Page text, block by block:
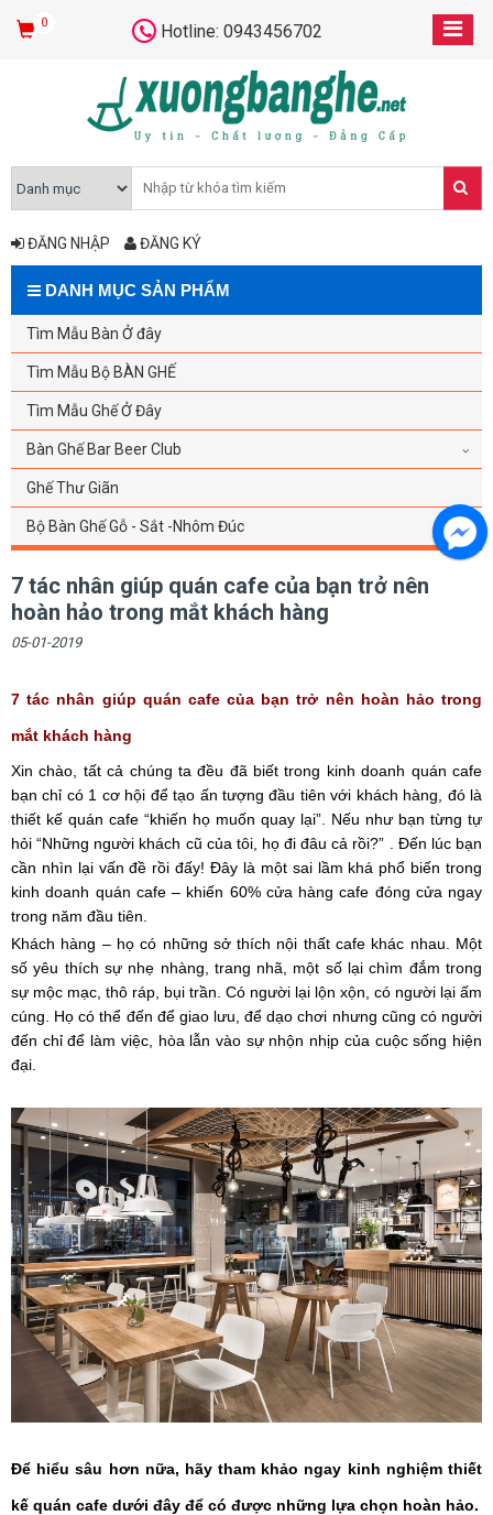
0 Hotline: 0943456702
ĐĂNG NHẬP ĐĂNG KÝ
DANH MỤC SẢN PHẨM
Tìm Mẫu Bàn Ở đây
Tìm Mẫu Bộ BÀN GHẾ
Tìm Mẫu Ghế Ở Đây
Bàn Ghế Bar Beer Club
Ghế Thư Giãn
Bộ Bàn Ghế Gỗ - Sắt -Nhôm Đúc
7 tác nhân giúp quán cafe của bạn trở nên
hoàn hảo trong mắt khách hàng
05-01-2019
7 tác nhân giúp quán cafe của bạn trở nên hoàn hảo trong
mắt khách hàng
Xin chào, tất cả chúng ta đều đã biết trong kinh doanh quán cafe
bạn chỉ có 1 cơ hội để tạo ấn tượng đầu tiên với khách hàng, đó là
thiết kế quán cafe “khiến họ muốn quay lại”. Nếu như bạn từng tự
hỏi “Những người khách cũ của tôi, họ đi đâu cả rồi?” . Đến lúc bạn
cần nhìn lại vấn đề rồi đấy! Đây là một sai lầm khá phổ biến trong
kinh doanh quán cafe – khiến 60% cửa hàng cafe đóng cửa ngay
trong năm đầu tiên.
Khách hàng – họ có những sở thích nội thất cafe khác nhau. Một
số yêu thích sự nhẹ nhàng, trang nhã, một số lại chìm đắm trong
sự mộc mạc, thô ráp, bụi trần. Có người lại lộn xộn, có người lại ấm
cúng. Họ có thể đến để giao lưu, để dạo chơi nhưng cũng có người
đến chỉ để làm việc, hòa lẫn vào sự nhộn nhịp của cuộc sống hiện
đại.
Để hiểu sâu hơn nữa, hãy tham khảo ngay kinh nghiệm thiết
kế quán cafe dưới đây để có được những lựa chọn hoàn hảo.